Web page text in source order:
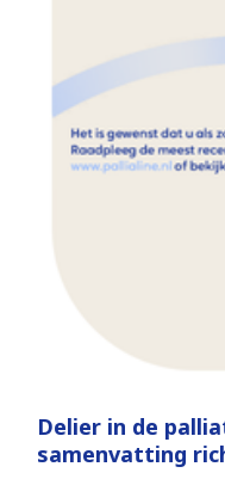
Delier in de
samenvatting